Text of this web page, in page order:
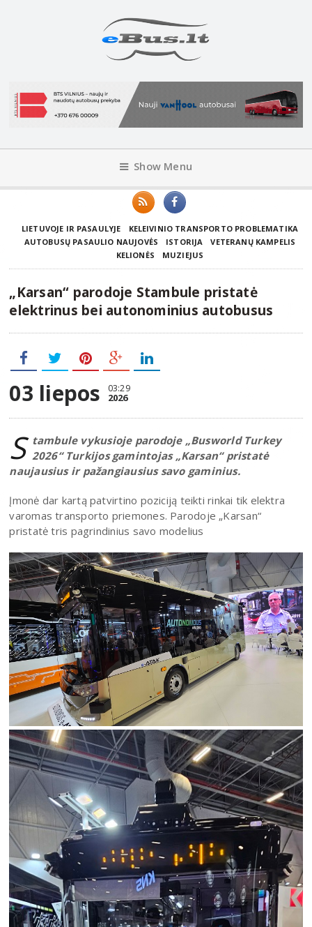
Show Menu
LIETUVOJE IR PASAULYJE
KELEIVINIO TRANSPORTO PROBLEMATIKA
AUTOBUSŲ PASAULIO NAUJOVĖS
ISTORIJA
VETERANŲ KAMPELIS
KELIONĖS
MUZIEJUS
„Karsan“ parodoje Stambule pristatė
elektrinus bei autonominius autobusus
03 liepos 03:29
2026
S tambule vykusioje parodoje „Busworld Turkey
2026“ Turkijos gamintojas „Karsan“ pristatė
naujausius ir pažangiausius savo gaminius.
Įmonė dar kartą patvirtino poziciją teikti rinkai tik elektra
varomas transporto priemones. Parodoje „Karsan“
pristatė tris pagrindinius savo modelius